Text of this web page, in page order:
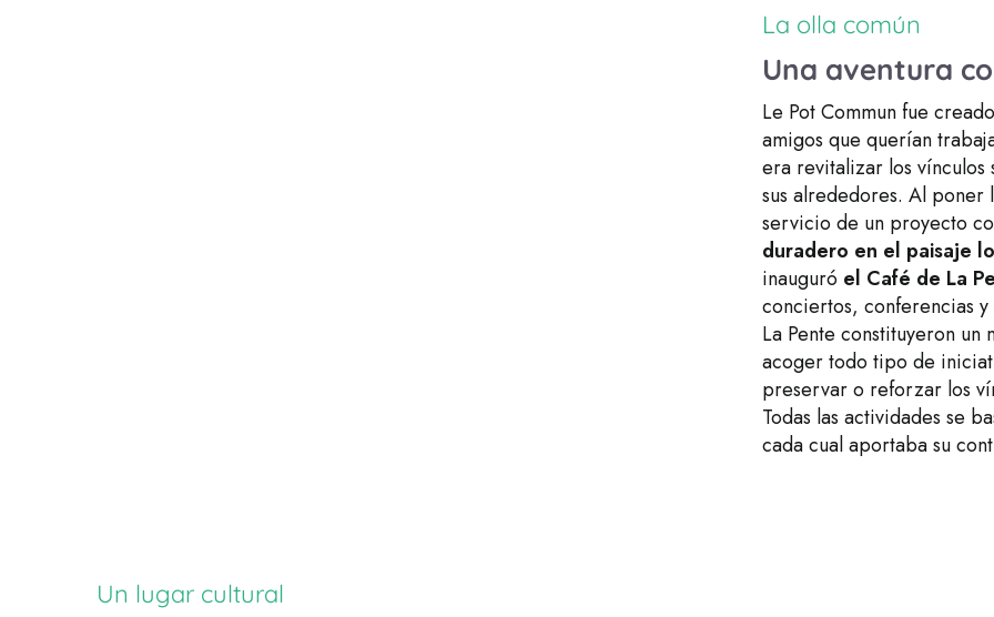
La olla común
Una aventura
Le Pot Commun fue
amigos que querían
era revitalizar los vínculos
sus alrededores. Al poner
servicio de un proyecto
duradero en el paisaje
inauguró el Café de La
conciertos, conferencias
La Pente constituyeron
acoger todo tipo de
preservar o reforzar los
Todas las actividades se
cada cual aportaba su
Un lugar cultural